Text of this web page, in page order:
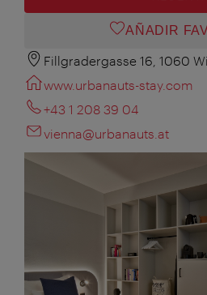
AÑADIR
Fillgradergasse 16, 1060
www.urbanauts-stay.com
+43 1 208 39 04
vienna@urbanauts.at